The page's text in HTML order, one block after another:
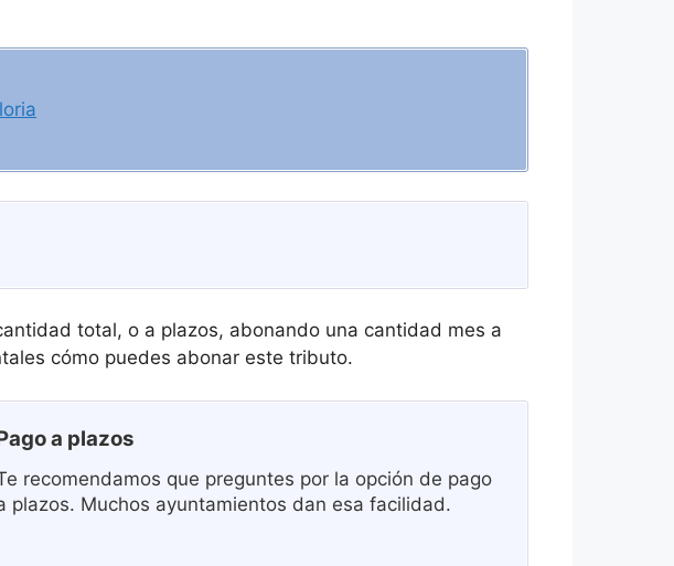
total, o a plazos, abonando una cantidad mes a
cómo puedes abonar este tributo.
a plazos
recomendamos que preguntes por la opción de pago
plazos. Muchos ayuntamientos dan esa facilidad.